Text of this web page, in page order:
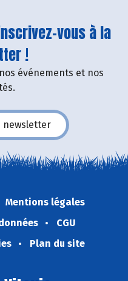
vous à la
!
événements et nos
newsletter
Mentions légales
CGU
Plan du site